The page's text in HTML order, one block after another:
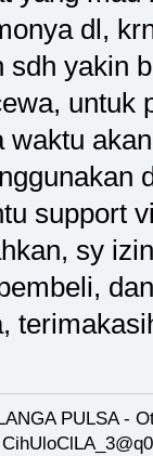
dl,
sdh yakin
untuk
waktu
support
sy
PULSA -